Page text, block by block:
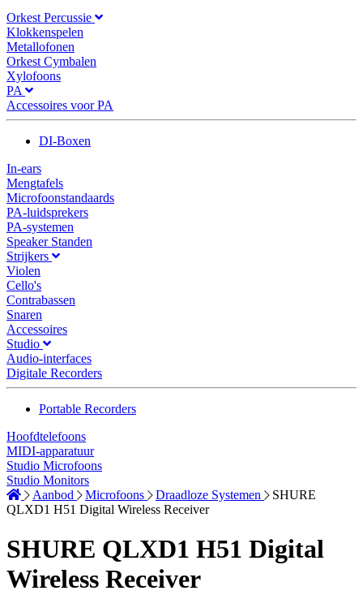
Orkest Percussie
Klokkenspelen
Metallofonen
Orkest Cymbalen
Xylofoons
PA
Accessoires voor PA
DI-Boxen
In-ears
Mengtafels
Microfoonstandaards
PA-luidsprekers
PA-systemen
Speaker Standen
Strijkers
Violen
Cello's
Contrabassen
Snaren
Accessoires
Studio
Audio-interfaces
Digitale Recorders
Portable Recorders
Hoofdtelefoons
MIDI-apparatuur
Studio Microfoons
Studio Monitors
Aanbod
Microfoons Draadloze Systemen
SHURE
QLXD1 H51 Digital Wireless Receiver
SHURE QLXD1 H51 Digital
Wireless Receiver